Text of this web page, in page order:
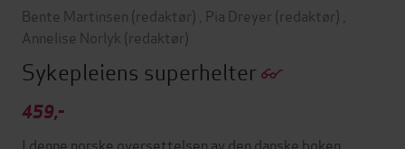
Bente Martinsen (redaktør) Pia Dreyer (redaktør)
Annelise Norlyk (redaktør)
Sykepleiens superhelter
459,-
I denne norske oversettelsen av den danske boken